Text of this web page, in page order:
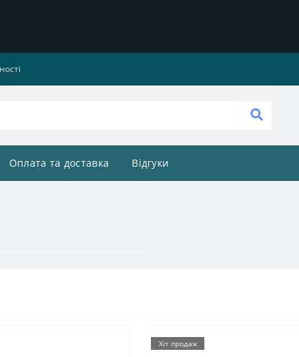
Оплата та доставка Відгуки
Хіт продаж